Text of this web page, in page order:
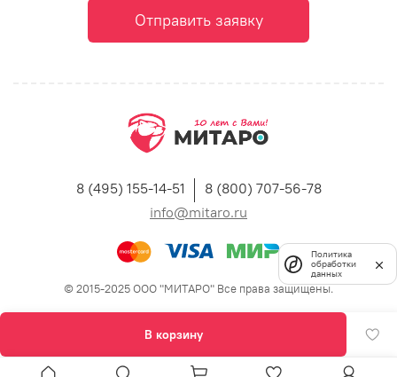
В корзину
Отправить заявку
8 (495) 155-14-51
8 (800) 707-56-78
info@mitaro.ru
© 2015-2025 ООО "МИТАРО" Все права защищены.
Политика
обработки
данных